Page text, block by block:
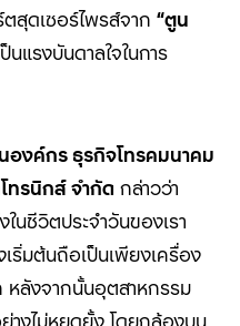
สุดเซอร์ไพรส์จาก “ตูน
แรงบันดาลใจในการ
องค์กร ธุรกิจโทรคมนาคม
ทรนิกส์ จำกัด กล่าวว่า
ในชีวิตประจำวันของเรา
ริ่มต้นถือเป็นเพียงเครื่อง
หลังจากนั้นอุตสาหกรรม
างไม่หยุดยั้ง โดยกล้องบน